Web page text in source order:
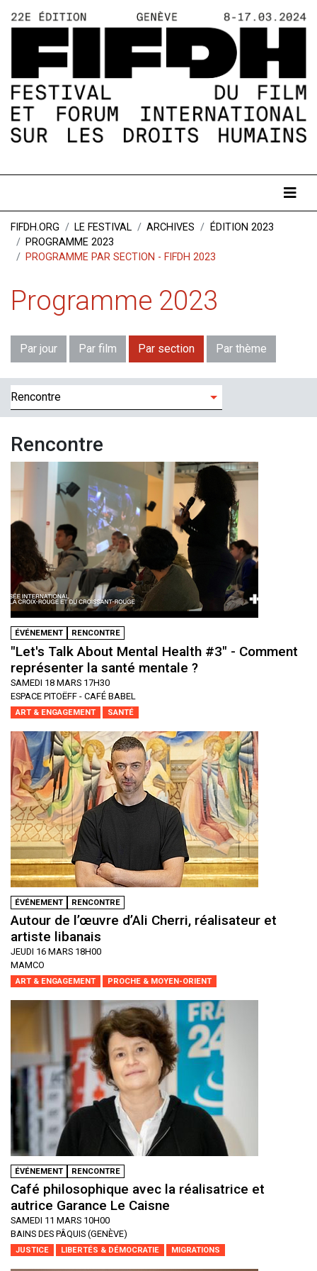
FIFDH.ORG LE FESTIVAL ARCHIVES
ÉDITION 2023
PROGRAMME 2023
PROGRAMME PAR SECTION - FIFDH 2023
Programme 2023
Par jour Par film Par section Par thème
Filtres
Rencontre
ÉVÉNEMENT RENCONTRE
"Let's Talk About Mental Health #3" - Comment
représenter la santé mentale ?
SAMEDI 18 MARS 17H30
ESPACE PITOËFF - CAFÉ BABEL
ART & ENGAGEMENT SANTÉ
ÉVÉNEMENT RENCONTRE
Autour de l’œuvre d’Ali Cherri, réalisateur et
artiste libanais
JEUDI 16 MARS 18H00
MAMCO
ART & ENGAGEMENT PROCHE & MOYEN-ORIENT
ÉVÉNEMENT RENCONTRE
Café philosophique avec la réalisatrice et
autrice Garance Le Caisne
SAMEDI 11 MARS 10H00
BAINS DES PÂQUIS (GENÈVE)
JUSTICE LIBERTÉS & DÉMOCRATIE MIGRATIONS